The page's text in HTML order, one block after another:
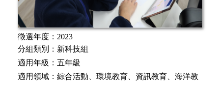
徵選年度： 2023
分組類別： 新科技組
適用年級： 五年級
適用領域： 綜合活動、環境教育、資訊教育、海洋教